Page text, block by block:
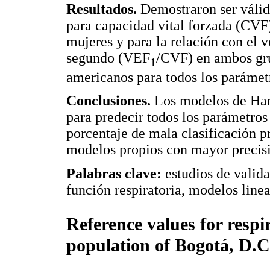
Resultados. Demostraron ser
para capacidad vital forzada
mujeres y para la relación con el
segundo (VEF1/CVF) en ambos
americanos para todos los
Conclusiones. Los modelos de
para predecir todos los
porcentaje de mala clasificación
modelos propios con mayor
Palabras clave: estudios de
función respiratoria, modelos
Reference values for
population of Bogotá,